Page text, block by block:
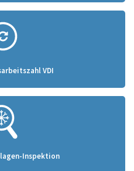
VDI
Inspektion